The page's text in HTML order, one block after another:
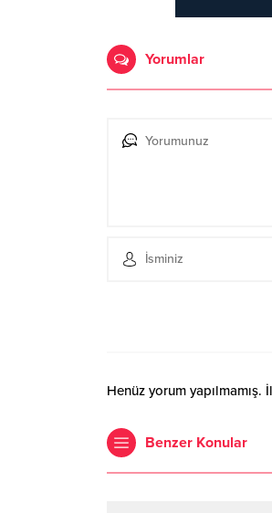
Yorumlar
Henüz yorum yapılmamış.
Benzer Konular